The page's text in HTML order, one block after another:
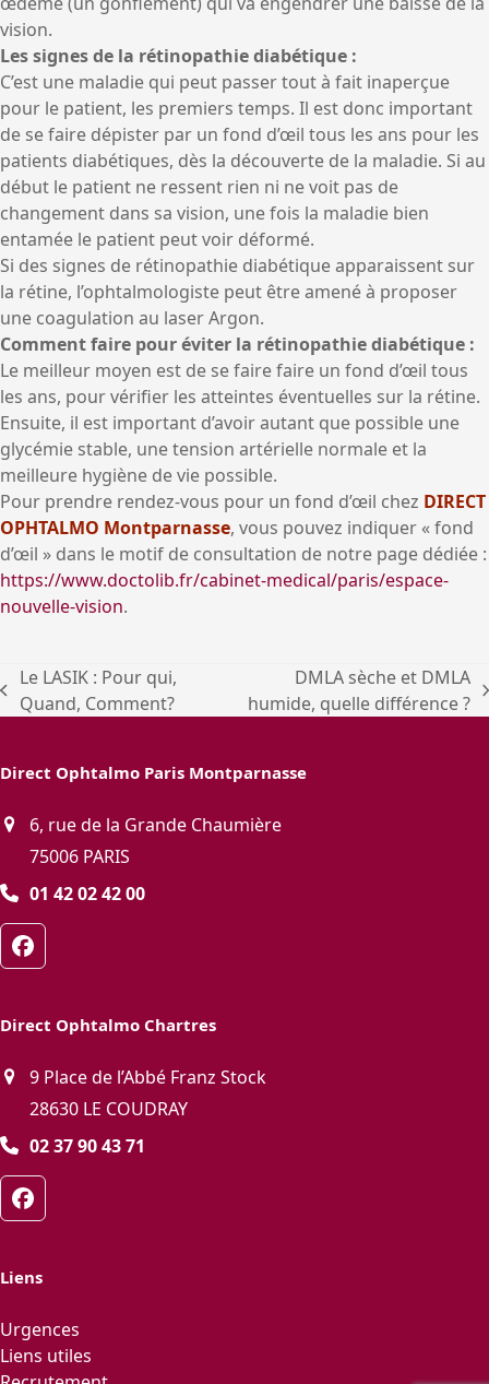
vision.
Les signes de la rétinopathie diabétique :
C’est une maladie qui peut passer tout à fait inaperçue
pour le patient, les premiers temps. Il est donc important
de se faire dépister par un fond d’œil tous les ans pour les
patients diabétiques, dès la découverte de la maladie. Si au
début le patient ne ressent rien ni ne voit pas de
changement dans sa vision, une fois la maladie bien
entamée le patient peut voir déformé.
Si des signes de rétinopathie diabétique apparaissent sur
la rétine, l’ophtalmologiste peut être amené à proposer
une coagulation au laser Argon.
Comment faire pour éviter la rétinopathie diabétique :
Le meilleur moyen est de se faire faire un fond d’œil tous
les ans, pour vérifier les atteintes éventuelles sur la rétine.
Ensuite, il est important d’avoir autant que possible une
glycémie stable, une tension artérielle normale et la
meilleure hygiène de vie possible.
Pour prendre rendez-vous pour un fond d’œil chez DIRECT
OPHTALMO Montparnasse, vous pouvez indiquer « fond
d’œil » dans le motif de consultation de notre page dédiée :
https://www.doctolib.fr/cabinet-medical/paris/espace-
nouvelle-vision.
previous
Le LASIK : Pour qui,
Quand, Comment?
next
DMLA sèche et DMLA
humide, quelle différence ?
Direct Ophtalmo Paris Montparnasse
6, rue de la Grande Chaumière
75006 PARIS
01 42 02 42 00
Facebook
Direct Ophtalmo Chartres
9 Place de l’Abbé Franz Stock
28630 LE COUDRAY
02 37 90 43 71
Facebook
Liens
Urgences
Liens utiles